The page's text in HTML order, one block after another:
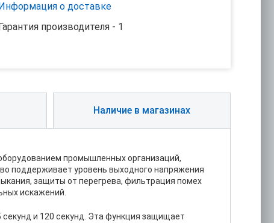
о доставке
производителя - 1
Наличие в магазинах
промышленных организаций,
поддерживает уровень выходного напряжения
защиты от перегрева, фильтрация помех
искажений.
и 120 секунд. Эта функция защищает